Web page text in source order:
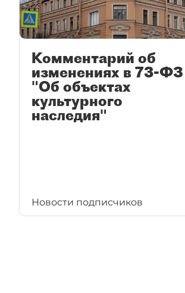
Комментарий об
изменениях в 73-ФЗ
"Об объектах
культурного
наследия"
Новости подписчиков